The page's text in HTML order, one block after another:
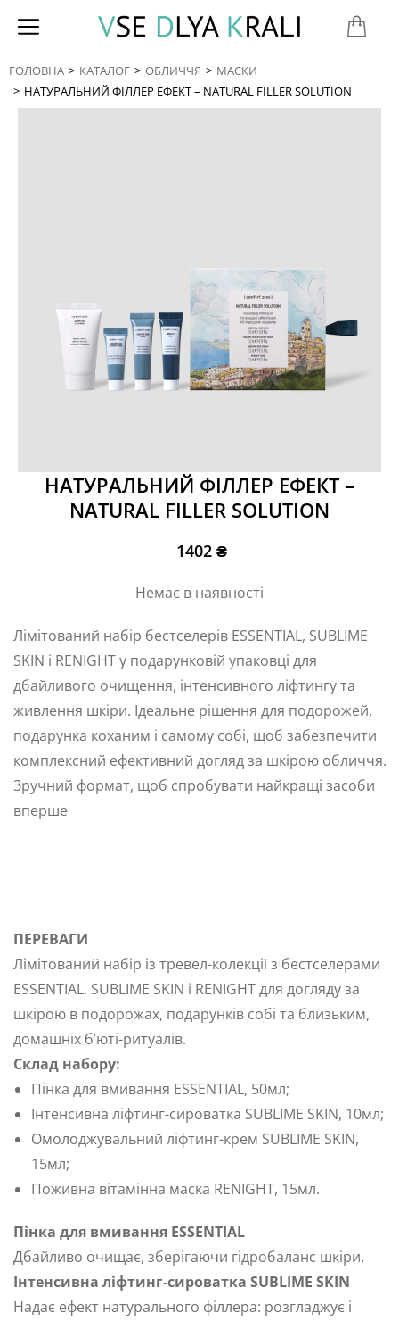
You are here:
ГОЛОВНА КАТАЛОГ ОБЛИЧЧЯ
МАСКИ
НАТУРАЛЬНИЙ ФІЛЛЕР ЕФЕКТ – NATURAL FILLER SOLUTION
НАТУРАЛЬНИЙ ФІЛЛЕР ЕФЕКТ –
NATURAL FILLER SOLUTION
1402 ₴
Немає в наявності
Лімітований набір бестселерів ESSENTIAL, SUBLIME
SKIN і RENIGHT у подарунковій упаковці для
дбайливого очищення, інтенсивного ліфтингу та
живлення шкіри. Ідеальне рішення для подорожей,
подарунка коханим і самому собі, щоб забезпечити
комплексний ефективний догляд за шкірою обличчя.
Зручний формат, щоб спробувати найкращі засоби
вперше
ПЕРЕВАГИ
Лімітований набір із тревел-колекції з бестселерами
ESSENTIAL, SUBLIME SKIN і RENIGHT для догляду за
шкірою в подорожах, подарунків собі та близьким,
домашніх б’юті-ритуалів.
Склад набору:
Пінка для вмивання ESSENTIAL, 50мл;
Інтенсивна ліфтинг-сироватка SUBLIME SKIN, 10мл;
Омолоджувальний ліфтинг-крем SUBLIME SKIN,
15мл;
Поживна вітамінна маска RENIGHT, 15мл.
Пінка для вмивання ESSENTIAL
Дбайливо очищає, зберігаючи гідробаланс шкіри.
Інтенсивна ліфтинг-сироватка SUBLIME SKIN
Надає ефект натурального філлера: розгладжує і